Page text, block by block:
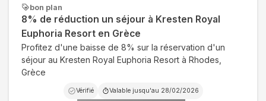
bon plan
8% de réduction un séjour à Kresten Royal
Euphoria Resort en Grèce
Profitez d'une baisse de 8% sur la réservation d'un
séjour au Kresten Royal Euphoria Resort à Rhodes,
Grèce
Vérifié Valable jusqu'au 28/02/2026